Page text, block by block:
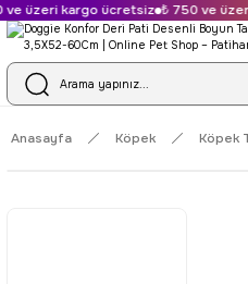
üzeri kargo ücretsiz ₺ 750 ve
Anasayfa Köpek Köpek